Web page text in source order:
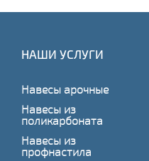
НАШИ УСЛУГИ
Навесы арочные
Навесы из
поликарбоната
Навесы из
профнастила